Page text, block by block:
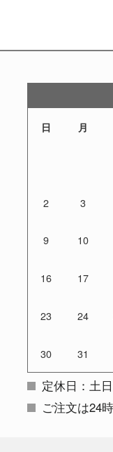
日 月
2 3
9 10
16 17
23 24
30 31
定休日：土
ご注文は24